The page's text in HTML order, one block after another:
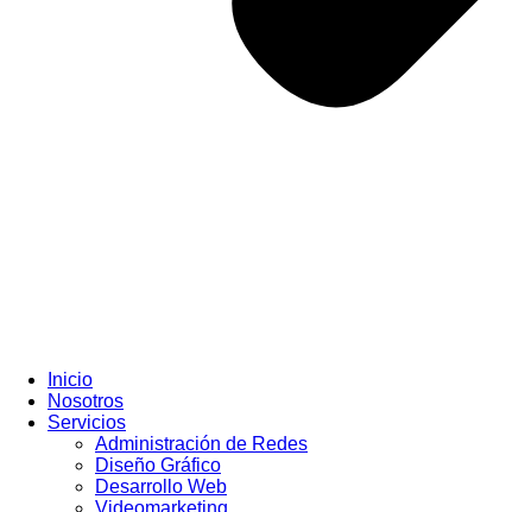
Inicio
Nosotros
Servicios
Administración de Redes
Diseño Gráfico
Desarrollo Web
Videomarketing